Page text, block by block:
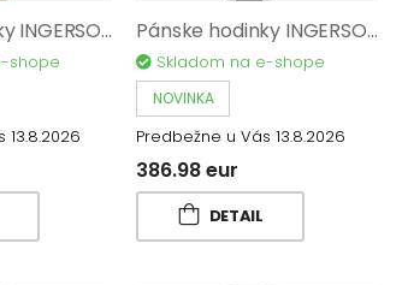
Pánske hodinky INGERSOLL The Faller I17602
shope
Pánske hodinky INGERSOLL The Faller I17601
Skladom na e-shope
NOVINKA
Predbežne u Vás 13.8.2026
386.98 eur
DETAIL